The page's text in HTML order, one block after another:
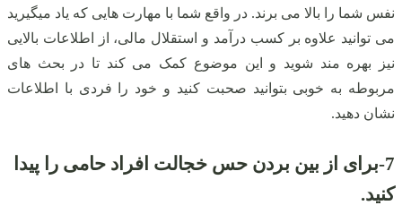
نفس شما را بالا می برند. در واقع شما با مهارت هایی که یاد میگیرید
می توانید علاوه بر کسب درآمد و استقلال مالی، از اطلاعات بالایی
نیز بهره مند شوید و این موضوع کمک می کند تا در بحث های
مربوطه به خوبی بتوانید صحبت کنید و خود را فردی با اطلاعات
نشان دهید.
7-برای از بین بردن حس خجالت افراد حامی را پیدا
کنید.